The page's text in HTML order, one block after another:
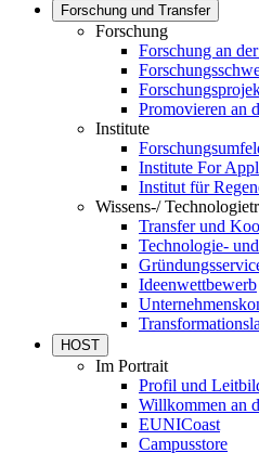
Forschung und Transfer
Forschung
Forschung an
Promovieren an
Institute
Institute For
Institut für
Wissens-/
Transfer und
Technologie-
Ideenwettbewerb
HOST
Im Portrait
Profil und
Willkommen an
EUNICoast
Campusstore